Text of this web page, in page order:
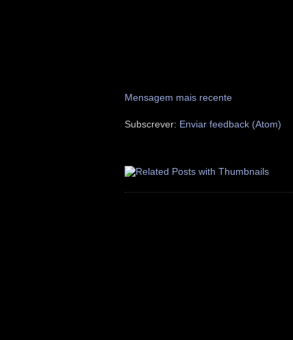
Mensagem mais recente
Subscrever: Enviar feedback (Atom)